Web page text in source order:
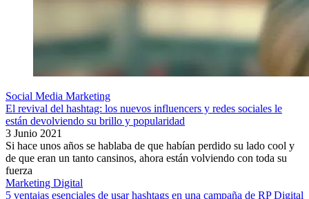
Social Media Marketing
El revival del hashtag: los nuevos influencers y redes sociales le
están devolviendo su brillo y popularidad
3 Junio 2021
Si hace unos años se hablaba de que habían perdido su lado cool y
de que eran un tanto cansinos, ahora están volviendo con toda su
fuerza
Marketing Digital
5 ventajas esenciales de usar hashtags en una campaña de RP Digital